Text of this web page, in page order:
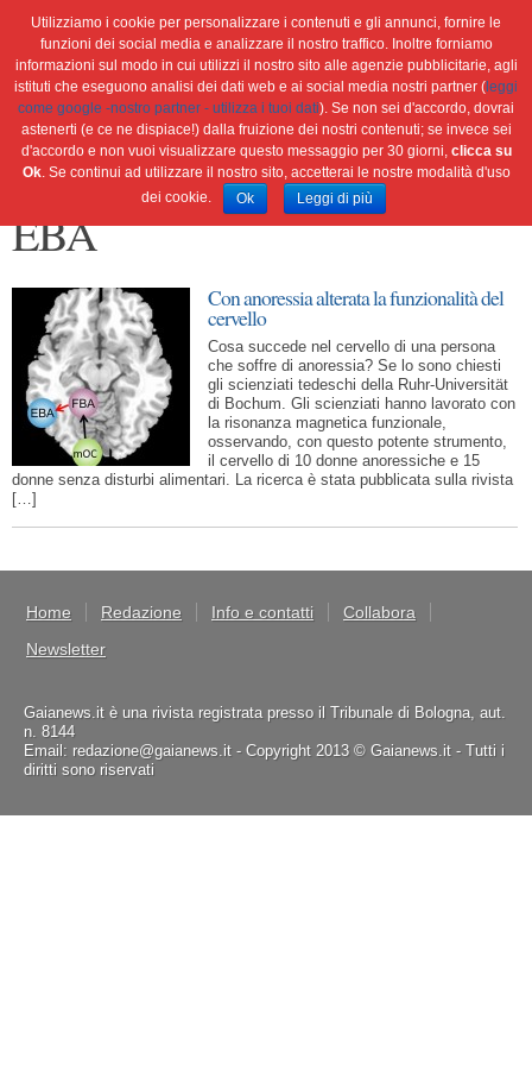
Home Ambiente Attualità
Cultura e società
Green economy
Salute Scienza&tec
Libri
Blog
Viaggi
EBA
Con anoressia alterata la funzionalità del
cervello
Cosa succede nel cervello di una persona
che soffre di anoressia? Se lo sono chiesti
gli scienziati tedeschi della Ruhr-Universität
di Bochum. Gli scienziati hanno lavorato con
la risonanza magnetica funzionale,
osservando, con questo potente strumento,
il cervello di 10 donne anoressiche e 15
donne senza disturbi alimentari. La ricerca è stata pubblicata sulla rivista
[…]
Home Redazione Info e contatti
Collabora
Newsletter
Gaianews.it è una rivista registrata presso il Tribunale di Bologna, aut.
n. 8144
Email: redazione@gaianews.it - Copyright 2013 © Gaianews.it - Tutti i
diritti sono riservati
Utilizziamo i cookie per personalizzare i contenuti e gli annunci, fornire le
funzioni dei social media e analizzare il nostro traffico. Inoltre forniamo
informazioni sul modo in cui utilizzi il nostro sito alle agenzie pubblicitarie, agli
istituti che eseguono analisi dei dati web e ai social media nostri partner ( leggi
come google -nostro partner - utilizza i tuoi dati). Se non sei d'accordo, dovrai
astenerti (e ce ne dispiace!) dalla fruizione dei nostri contenuti; se invece sei
d'accordo e non vuoi visualizzare questo messaggio per 30 giorni, clicca su
Ok. Se continui ad utilizzare il nostro sito, accetterai le nostre modalità d'uso
dei cookie.
Ok Leggi di più